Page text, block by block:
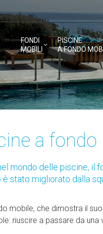
FONDI
MOBILI
PISCINE
A FONDO
a
mondo delle piscine, il
stato migliorato dalla
mobile, che dimostra il
riuscire a passare da